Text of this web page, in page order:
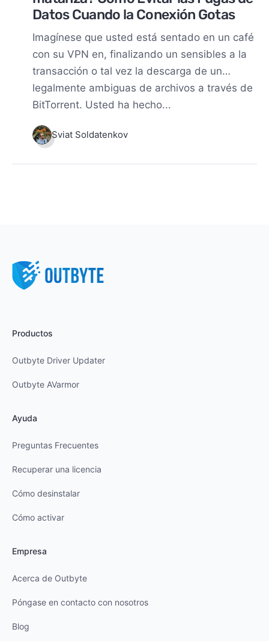
Datos Cuando la Conexión Gotas
Imagínese que usted está sentado en un café
con su VPN en, finalizando un sensibles a la
transacción o tal vez la descarga de un…
legalmente ambiguas de archivos a través de
BitTorrent. Usted ha hecho...
Sviat Soldatenkov
Productos
Outbyte Driver Updater
Outbyte AVarmor
Ayuda
Preguntas Frecuentes
Recuperar una licencia
Cómo desinstalar
Cómo activar
Empresa
Acerca de Outbyte
Póngase en contacto con nosotros
Blog